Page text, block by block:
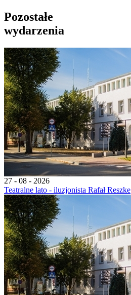
Pozostałe
wydarzenia
27 - 08 - 2026
Teatralne lato - iluzjonista Rafał Reszke